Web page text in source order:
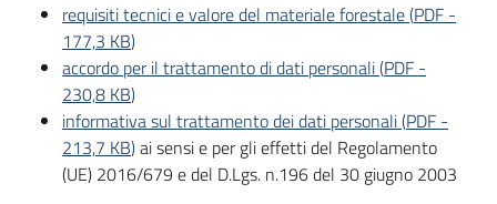
requisiti tecnici e valore del materiale forestale(PDF -
177,3 KB)
accordo per il trattamento di dati personali(PDF -
230,8 KB)
informativa sul trattamento dei dati personali(PDF -
213,7 KB)ai sensi e per gli effetti del Regolamento
(UE) 2016/679 e del D.Lgs. n.196 del 30 giugno 2003